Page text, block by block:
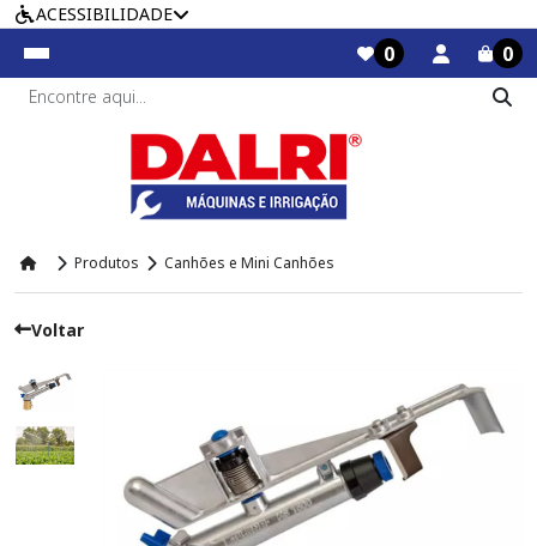
ACESSIBILIDADE
0 0
Produtos Canhões e Mini Canhões
Voltar